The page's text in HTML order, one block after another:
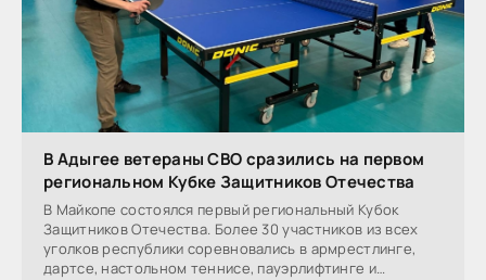
В Адыгее ветераны СВО сразились на первом
региональном Кубке Защитников Отечества
В Майкопе состоялся первый региональный Кубок
Защитников Отечества. Более 30 участников из всех
уголков республики соревновались в армрестлинге,
дартсе, настольном теннисе, пауэрлифтинге и